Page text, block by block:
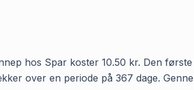
hos Spar koster 10.50 kr. Den
over en periode på 367 dage.